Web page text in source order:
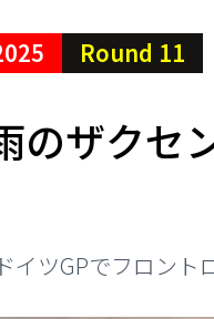
Round 11
のザクセ
ツGPでフロント